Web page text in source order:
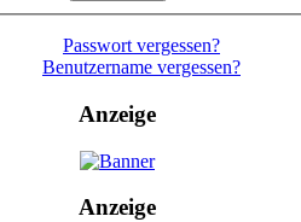
Passwort vergessen?
Benutzername vergessen?
Anzeige
Anzeige